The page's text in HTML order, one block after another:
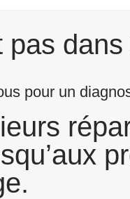
pas
pour un